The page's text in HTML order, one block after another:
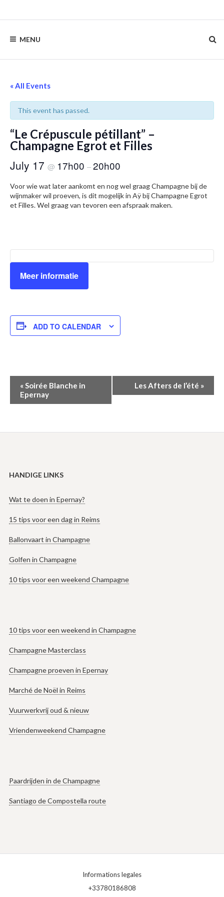
MENU
« All Events
This event has passed.
“Le Crépuscule pétillant” –
Champagne Egrot et Filles
July 17 @ 17h00 –20h00
Voor wie wat later aankomt en nog wel graag Champagne bij de
wijnmaker wil proeven, is dit mogelijk in Aÿ bij Champagne Egrot
et Filles. Wel graag van tevoren een afspraak maken.
Meer informatie
ADD TO CALENDAR
Event
Navigation
«Soirée Blanche in
Epernay
Les Afters de l’été »
HANDIGE LINKS
Wat te doen in Epernay?
15 tips voor een dag in Reims
Ballonvaart in Champagne
Golfen in Champagne
10 tips voor een weekend Champagne
10 tips voor een weekend in Champagne
Champagne Masterclass
Champagne proeven in Epernay
Marché de Noël in Reims
Vuurwerkvrij oud & nieuw
Vriendenweekend Champagne
Paardrijden in de Champagne
Santiago de Compostella route
Informations legales
+33780186808